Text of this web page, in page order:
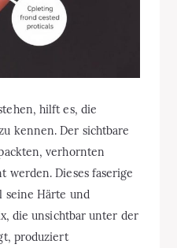
hilft es, die
kennen. Der sichtbare
verhornten
werden. Dieses faserige
seine Härte und
die unsichtbar unter der
produziert